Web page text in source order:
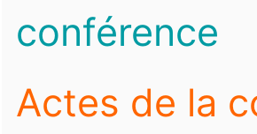
conférence
Actes de la